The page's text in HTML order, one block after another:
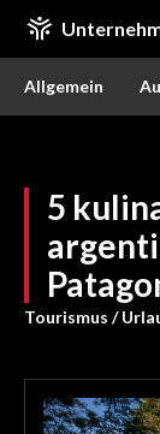
Allgemein
5
Tourismus /